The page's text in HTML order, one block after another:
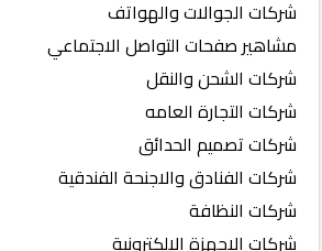
شركات الجوالات والهواتف
مشاهير صفحات التواصل الاجتماعي
شركات الشحن والنقل
شركات التجارة العامه
شركات تصميم الحدائق
شركات الفنادق والاجنحة الفندقية
شركات النظافة
شركات الاجهزة الإلكترونية